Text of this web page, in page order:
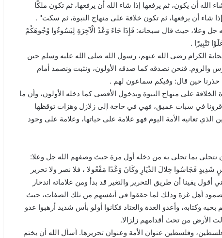
الله أن يكون، ثم يرفعها إذا شاء الله أن يرفعها، ثم تكون ملكًا
شاء أن يرفعها، ثم تكون خلافة على منهاج النبوة، ثم سكت" .
جل وعلا، حيث قال سبحانه: فَإِذَا جَاءَ وَعْدُ الْآخِرَةِ لِيَسُوءُوا وُجُوهَكُمْ
تَتْبِيرًا .
الكرام رضي الله عنهم، رسول الله صلى الله عليه وسلم حين
والروم. فنحن نصدقه كما صدقه الأولون، ونثبت ونصمد أمام
حذرنا حين قال: وفيكم سماعون لهم .
الخلافة على منهاج النبوة وبدخول الأقصى كما دخله الأولون، وأن ما
قرونا في سبات عميق، فهي في حاجة إلى زلازل وهزات توقظها
الذي تعانيه الأمة اليوم فهو علامة على حياتها، وعلامة على وجود
بأن نتحلى بما تحلى به من دخله أول مرة حيث وصفهم الله جل وعلا:
شَدِيدٍ فَجَاسُوا خِلالَ الدِّيَارِ وكَانَ وَعْدًا مَفْعُولا ، فلا نصر ولا تحرير
يقينا أن طريق التحرير والتغير قد بدأ ومن علاماته اندحار
وصمود أهل غزة وذلك لما حققوا في أنفسهم من تلك الصفات، حيث
بحبه وكتابه، وأعدو العدة والعتاد فكانوا أولو بأس شديد أرهبوا عدو
الأرض من تحث أقدامهم زلزالا.
وفلسطين عنوان الأمة وعنوان تحريرها. أسأل الله أن يختم